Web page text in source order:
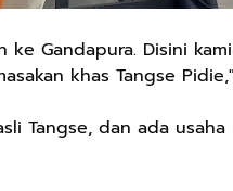
Gandapura. Disini
khas Tangse
Tangse, dan ada